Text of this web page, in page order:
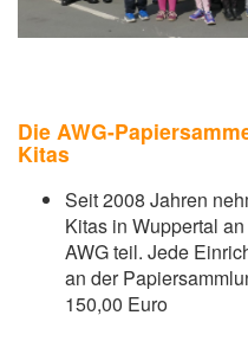
Die AWG-
Kitas
Seit 2008 Jahren
Kitas in Wuppertal
AWG teil. Jede
an der
150,00 Euro